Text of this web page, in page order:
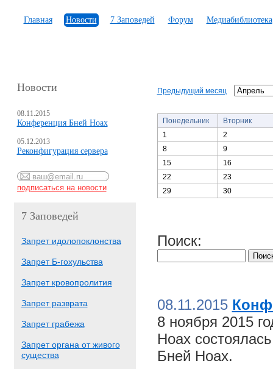
Главная Новости 7 Заповедей Форум Медиабиблиотека
Новости
08.11.2015
Конференция Бней Ноах
05.12.2013
Реконфигурация сервера
7 Заповедей
Запрет идолопоклонства
Запрет Б-гохульства
Запрет кровопролития
Запрет разврата
Запрет грабежа
Запрет органа от живого
существа
Предыдущий месяц
Понедельник
Вторник
1
2
8
9
15
16
22
23
29
30
Поиск:
08.11.2015
8 ноября 2015
Ноах
Бней Ноах.